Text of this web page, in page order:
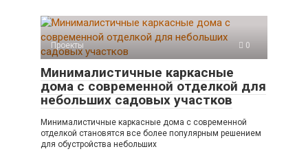
Проекты 0
Минималистичные каркасные
дома с современной отделкой для
небольших садовых участков
Минималистичные каркасные дома с современной
отделкой становятся все более популярным решением
для обустройства небольших